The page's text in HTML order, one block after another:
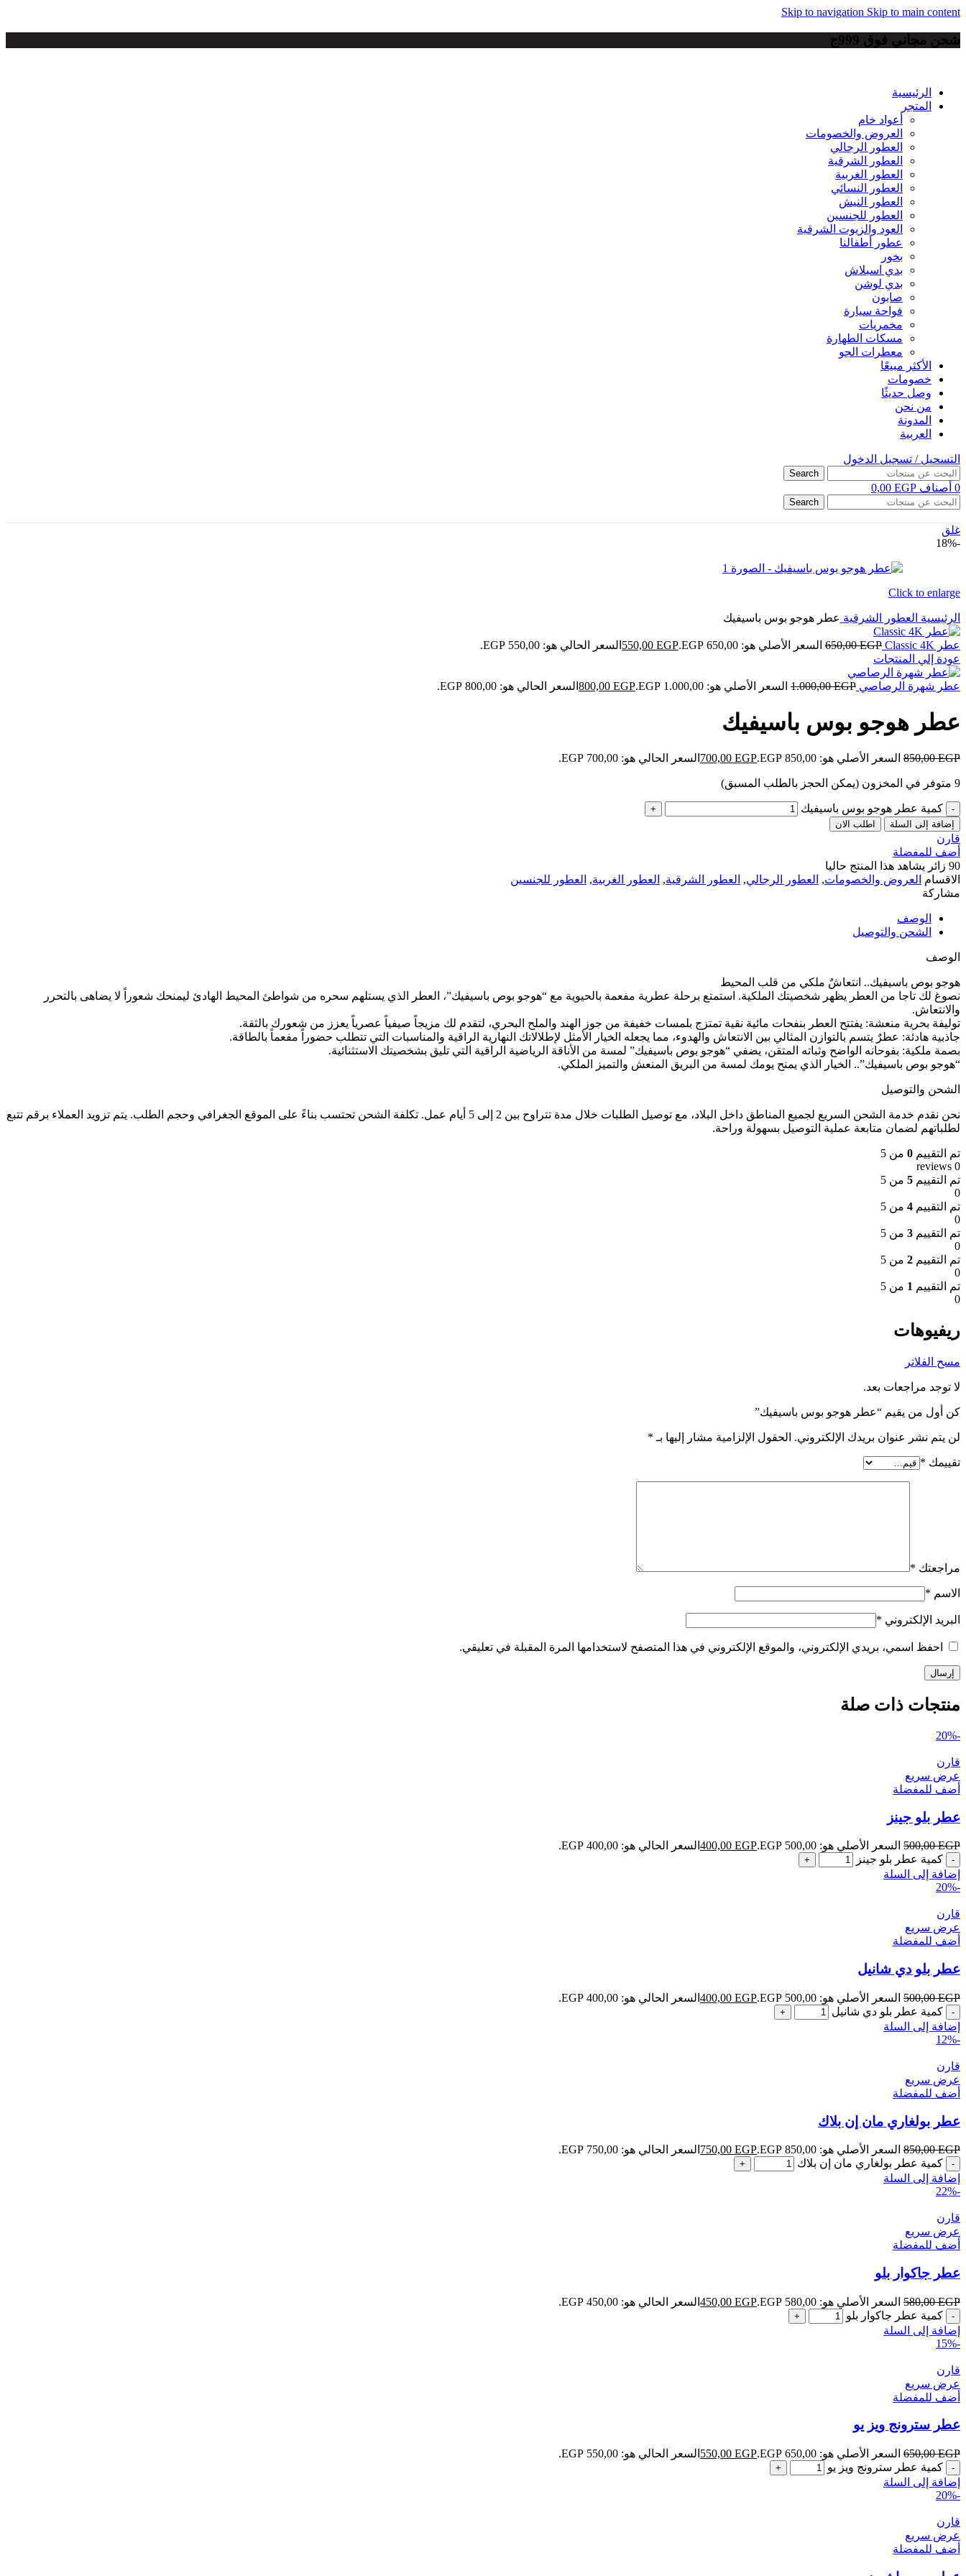
Skip to navigation Skip to main content
شحن مجاني فوق 999ج
الرئيسية
المتجر
أعواد خام
العروض والخصومات
العطور الرجالي
العطور الشرقية
العطور الغربية
العطور النسائي
العطور النيش
العطور للجنسين
العود والزيوت الشرقية
عطور أطفالنا
بخور
بدي اسبلاش
بدي لوشن
صابون
فواحة سيارة
مخمريات
مسكات الطهارة
معطرات الجو
الأكثر مبيعًا
خصومات
وصل حديثًا
من نحن
المدونة
العربية
التسحيل / تسجيل الدخول
Search
0 أصناف 0,00 EGP
Search
غلق
-18%
Click to enlarge
الرئيسية العطور الشرقية عطر هوجو بوس باسيفيك
عطر Classic 4K 650,00EGP السعر الأصلي هو: 650,00 EGP. 550,00 EGP
السعر الحالي هو: 550,00 EGP.
عودة إلي المنتجات
عطر شهرة الرصاصي 1.000,00EGP السعر الأصلي هو: 1.000,00 EGP. 800,00 EGP السعر الحالي هو: 800,00 EGP.
عطر هوجو بوس باسيفيك
850,00EGP السعر الأصلي هو: 850,00 EGP. 700,00 EGP السعر الحالي هو: 700,00 EGP.
9 متوفر في المخزون (يمكن الحجز بالطلب المسبق)
كمية عطر هوجو بوس باسيفيك
إضافة إلى السلة اطلب الان
قارن
أضف للمفضلة
90 زائر يشاهد هذا المنتج حاليا
الاقسام العروض والخصومات, العطور الرجالي, العطور الشرقية, العطور الغربية, العطور للجنسين
مشاركة
الوصف
الشحن والتوصيل
الوصف
هوجو بوص باسيفيك.. انتعاشٌ ملكي من قلب المحيط
نصوغ لك تاجا من العطر يظهر شخصيتك الملكية. استمتع برحلة عطرية مفعمة بالحيوية مع “هوجو بوص باسيفيك”، العطر الذي يستلهم سحره من شواطئ المحيط الهادئ ليمنحك شعوراً لا يضاهى بالتحرر
والانتعاش.
توليفة بحرية منعشة: يفتتح العطر بنفحات مائية نقية تمتزج بلمسات خفيفة من جوز الهند والملح البحري، لتقدم لك مزيجاً صيفياً عصرياً يعزز من شعورك بالثقة.
جاذبية هادئة: عطرٌ يتسم بالتوازن المثالي بين الانتعاش والهدوء، مما يجعله الخيار الأمثل لإطلالاتك النهارية الراقية والمناسبات التي تتطلب حضوراً مفعماً بالطاقة.
بصمة ملكية: بفوحانه الواضح وثباته المتقن، يضفي “هوجو بوص باسيفيك” لمسة من الأناقة الرياضية الراقية التي تليق بشخصيتك الاستثنائية.
“هوجو بوص باسيفيك”.. الخيار الذي يمنح يومك لمسة من البريق المنعش والتميز الملكي.
الشحن والتوصيل
نحن نقدم خدمة الشحن السريع لجميع المناطق داخل البلاد، مع توصيل الطلبات خلال مدة تتراوح بين 2 إلى 5 أيام عمل. تكلفة الشحن تحتسب بناءً على الموقع الجغرافي وحجم الطلب. يتم تزويد العملاء برقم تتبع
لطلباتهم لضمان متابعة عملية التوصيل بسهولة وراحة.
تم التقييم 0 من 5
0 reviews
تم التقييم 5 من 5
0
تم التقييم 4 من 5
0
تم التقييم 3 من 5
0
تم التقييم 2 من 5
0
تم التقييم 1 من 5
0
ريفيوهات
مسح الفلاتر
لا توجد مراجعات بعد.
كن أول من يقيم “عطر هوجو بوس باسيفيك”
لن يتم نشر عنوان بريدك الإلكتروني. الحقول الإلزامية مشار إليها بـ *
تقييمك *
مراجعتك *
الاسم *
البريد الإلكتروني *
احفظ اسمي، بريدي الإلكتروني، والموقع الإلكتروني في هذا المتصفح لاستخدامها المرة المقبلة في تعليقي.
منتجات ذات صلة
-20%
قارن
عرض سريع
أضف للمفضلة
عطر بلو جينز
500,00EGP السعر الأصلي هو: 500,00 EGP. 400,00 EGP
السعر الحالي هو: 400,00 EGP.
كمية عطر بلو جينز
إضافة إلى السلة
-20%
قارن
عرض سريع
أضف للمفضلة
عطر بلو دي شانيل
500,00EGP السعر الأصلي هو: 500,00 EGP. 400,00 EGP
السعر الحالي هو: 400,00 EGP.
كمية عطر بلو دي شانيل
إضافة إلى السلة
-12%
قارن
عرض سريع
أضف للمفضلة
عطر بولغاري مان إن بلاك
850,00EGP السعر الأصلي هو: 850,00 EGP. 750,00 EGP
السعر الحالي هو: 750,00 EGP.
كمية عطر بولغاري مان إن بلاك
إضافة إلى السلة
-22%
قارن
عرض سريع
أضف للمفضلة
عطر جاكوار بلو
580,00EGP السعر الأصلي هو: 580,00 EGP. 450,00 EGP
السعر الحالي هو: 450,00 EGP.
كمية عطر جاكوار بلو
إضافة إلى السلة
-15%
قارن
عرض سريع
أضف للمفضلة
عطر سترونج ويز يو
650,00EGP السعر الأصلي هو: 650,00 EGP. 550,00 EGP
السعر الحالي هو: 550,00 EGP.
كمية عطر سترونج ويز يو
إضافة إلى السلة
-20%
قارن
عرض سريع
أضف للمفضلة